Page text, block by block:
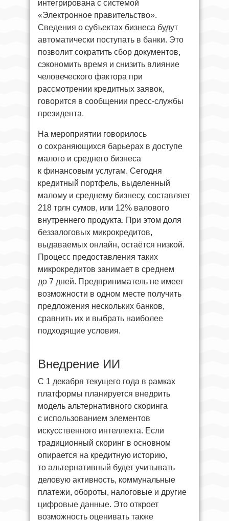
интегрирована с системой
«Электронное правительство».
Сведения о субъектах бизнеса будут
автоматически поступать в банки. Это
позволит сократить сбор документов,
сэкономить время и снизить влияние
человеческого фактора при
рассмотрении кредитных заявок,
говорится в сообщении пресс-службы
президента.
На мероприятии говорилось
о сохраняющихся барьерах в доступе
малого и среднего бизнеса
к финансовым услугам. Сегодня
кредитный портфель, выделенный
малому и среднему бизнесу, составляет
218 трлн сумов, или 12% валового
внутреннего продукта. При этом доля
беззалоговых микрокредитов,
выдаваемых онлайн, остаётся низкой.
Процесс предоставления таких
микрокредитов занимает в среднем
до 7 дней. Предприниматель не имеет
возможности в одном месте получить
предложения нескольких банков,
сравнить их и выбрать наиболее
подходящие условия.
Внедрение ИИ
С 1 декабря текущего года в рамках
платформы планируется внедрить
модель альтернативного скоринга
с использованием элементов
искусственного интеллекта. Если
традиционный скоринг в основном
опирается на кредитную историю,
то альтернативный будет учитывать
деловую активность, коммунальные
платежи, обороты, налоговые и другие
цифровые данные. Это откроет
возможность оценивать также